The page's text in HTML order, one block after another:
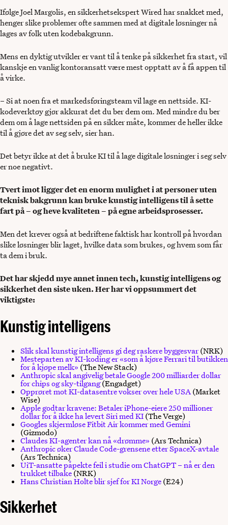
Ifølge Joel Margolis, en sikkerhetsekspert Wired har snakket med,
henger slike problemer ofte sammen med at digitale løsninger nå
lages av folk uten kodebakgrunn.
Mens en dyktig utvikler er vant til å tenke på sikkerhet fra start, vil
kanskje en vanlig kontoransatt være mest opptatt av å få appen til
å virke.
– Si at noen fra et markedsføringsteam vil lage en nettside. KI-
kodeverktøy gjør akkurat det du ber dem om. Med mindre du ber
dem om å lage nettsiden på en sikker måte, kommer de heller ikke
til å gjøre det av seg selv, sier han.
Det betyr ikke at det å bruke KI til å lage digitale løsninger i seg selv
er noe negativt.
Tvert imot ligger det en enorm mulighet i at personer uten
teknisk bakgrunn kan bruke kunstig intelligens til å sette
fart på – og heve kvaliteten – på egne arbeidsprosesser.
Men det krever også at bedriftene faktisk har kontroll på hvordan
slike løsninger blir laget, hvilke data som brukes, og hvem som får
ta dem i bruk.
Det har skjedd mye annet innen tech, kunstig intelligens og
sikkerhet den siste uken. Her har vi oppsummert det
viktigste:
Kunstig intelligens
Slik skal kunstig intelligens gi deg raskere byggesvar(NRK)
Mesteparten av KI-koding er «som å kjøre Ferrari til butikken
for å kjøpe melk» (The New Stack)
Anthropic skal angivelig betale Google 200 milliarder dollar
for chips og sky-tilgang(Engadget)
Opprøret mot KI-datasentre vokser over hele USA(Market
Wise)
Apple godtar kravene: Betaler iPhone-eiere 250 millioner
dollar for å ikke ha levert Siri med KI(The Verge)
Googles skjermløse Fitbit Air kommer med Gemini
(Gizmodo)
Claudes KI-agenter kan nå «drømme» (Ars Technica)
Anthropic øker Claude Code-grensene etter SpaceX-avtale
(Ars Technica)
UiT-ansatte påpekte feil i studie om ChatGPT – nå er den
trukket tilbake(NRK)
Hans Christian Holte blir sjef for KI Norge(E24)
Sikkerhet